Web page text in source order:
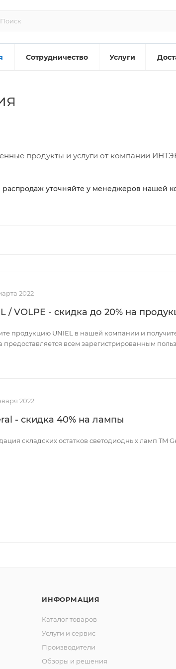
Сотрудничество Услуги
продукты и услуги от компании
уточняйте у менеджеров нашей
2022
/ VOLPE - скидка до 20% на
продукцию UNIEL в нашей компании и получите
предоставляется всем зарегистрированным
2022
- скидка 40% на лампы
складских остатков светодиодных ламп TM
ИНФОРМАЦИЯ
Каталог товаров
Услуги и сервис
Производители
Обзоры и решения